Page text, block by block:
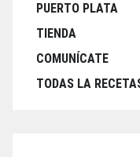
PUERTO PLATA
TIENDA
COMUNÍCATE
TODAS LA